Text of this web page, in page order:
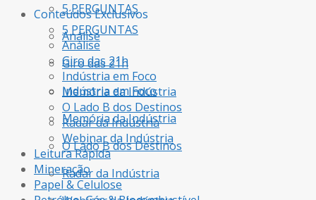
5 PERGUNTAS
Análise
Giro das 21h
Indústria em Foco
Memória da Indústria
O Lado B dos Destinos
Radar da Indústria
Conteúdos Exclusivos
5 PERGUNTAS
Análise
Giro das 21h
Indústria em Foco
Memória da Indústria
O Lado B dos Destinos
Radar da Indústria
Webinar da Indústria
Leitura Rápida
Mineração
Papel & Celulose